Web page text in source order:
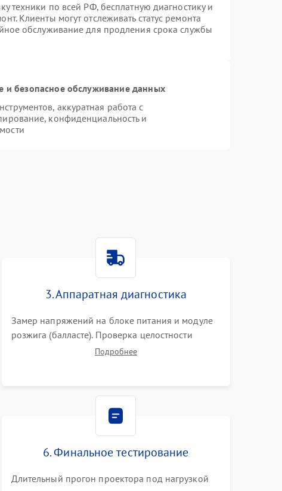
техники по всей РФ, бесплатную диагностику и
Клиенты могут отслеживать статус ремонта
обслуживание для продления срока службы
безопасное обслуживание данных
аккуратная работа с
конфиденциальность и
3. Аппаратная диагностика
Замер напряжений на блоке питания и модуле
розжига (балласте). Проверка целостности
цветового колеса (DLP) или поляризаторов (LCD).
Подробнее
6. Финальное тестирование
Длительный прогон проектора под нагрузкой